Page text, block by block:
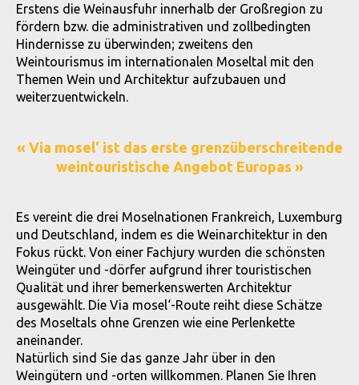
Erstens die Weinausfuhr innerhalb der Großregion zu
fördern bzw. die administrativen und zollbedingten
Hindernisse zu überwinden; zweitens den
Weintourismus im internationalen Moseltal mit den
Themen Wein und Architektur aufzubauen und
weiterzuentwickeln.
« Via mosel' ist das erste grenzüberschreitende
weintouristische Angebot Europas »
Es vereint die drei Moselnationen Frankreich, Luxemburg
und Deutschland, indem es die Weinarchitektur in den
Fokus rückt. Von einer Fachjury wurden die schönsten
Weingüter und -dörfer aufgrund ihrer touristischen
Qualität und ihrer bemerkenswerten Architektur
ausgewählt. Die Via mosel‘-Route reiht diese Schätze
des Moseltals ohne Grenzen wie eine Perlenkette
aneinander.
Natürlich sind Sie das ganze Jahr über in den
Weingütern und -orten willkommen. Planen Sie Ihren